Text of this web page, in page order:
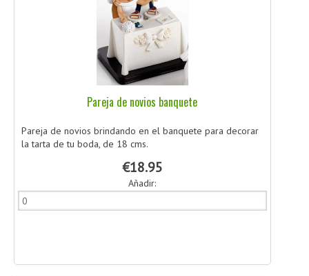
Pareja de novios banquete
Pareja de novios brindando en el banquete para decorar
la tarta de tu boda, de 18 cms.
€18.95
Añadir: